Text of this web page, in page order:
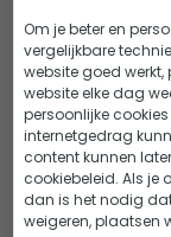
Bekijk voordelige
Plaats de
hoek tot hoek)
zwembad.
Lastig kiezen?
ADVIES
Slim
Om je beter en
vergelijkbare
website goed
website elke dag
persoonlijke
internetgedrag
content kunnen
cookiebeleid. Als je
dan is het nodig
weigeren, plaatsen